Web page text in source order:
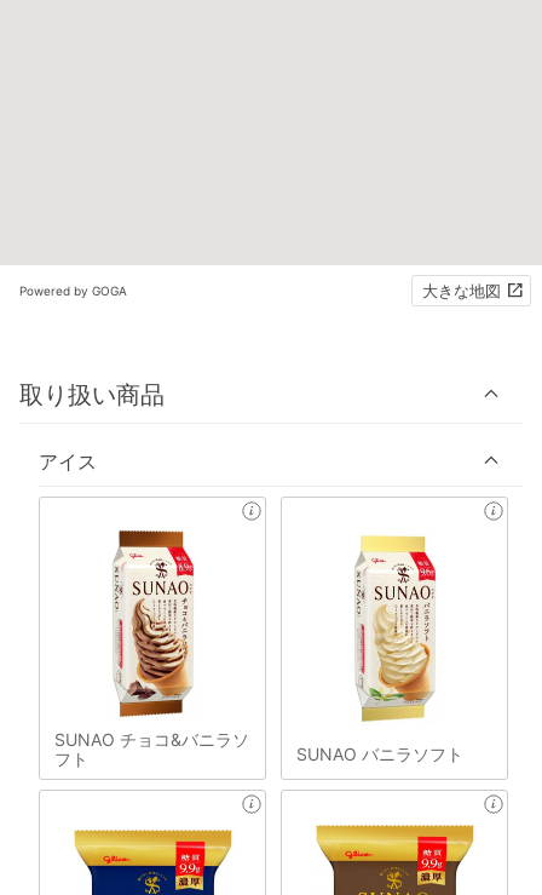
Powered by GOGA 大きな地図
取り扱い商品
アイス
SUNAO チョコ&バニラソ
フト
SUNAO バニラソフト